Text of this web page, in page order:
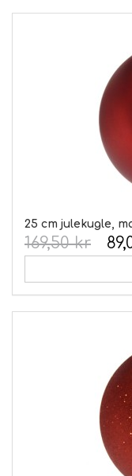
25 cm julekugle,
169,50 kr